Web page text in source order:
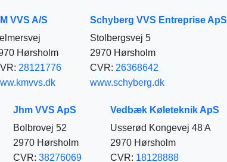
VVS A/S
Hørsholm
28121776
Schyberg VVS Entreprise ApS
Stolbergsvej 5
2970 Hørsholm
CVR: 26368642
www.schyberg.dk
Jhm VVS ApS
Bolbrovej 52
2970 Hørsholm
CVR: 38276069
Vedbæk Køleteknik ApS
Usserød Kongevej 48 A
2970 Hørsholm
CVR: 18128888